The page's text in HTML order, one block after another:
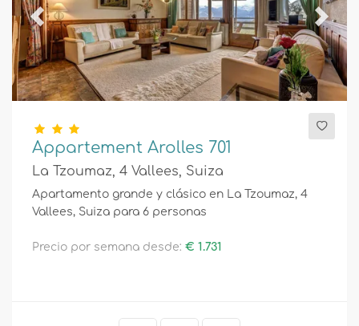
Confort
Servicios
Vistas
Previous Next
Appartement Arolles 701
La Tzoumaz, 4 Vallees, Suiza
Apartamento grande y clásico en La Tzoumaz, 4
Vallees, Suiza para 6 personas
Precio por semana desde: € 1.731